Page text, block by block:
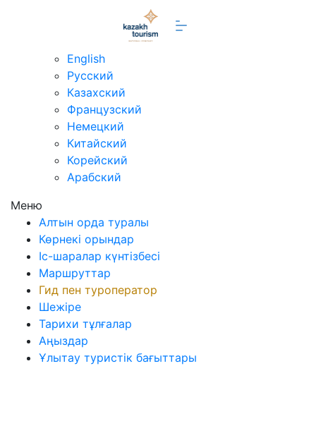
English
Русский
Казахский
Французский
Немецкий
Китайский
Корейский
Арабский
Меню
Алтын орда туралы
Көрнекі орындар
Іс-шаралар күнтізбесі
Маршруттар
Гид пен туроператор
Шежіре
Тарихи тұлғалар
Аңыздар
Ұлытау туристік бағыттары